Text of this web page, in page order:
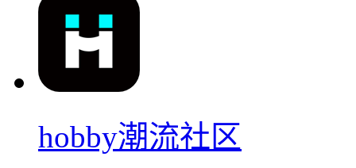
hobby潮流社区